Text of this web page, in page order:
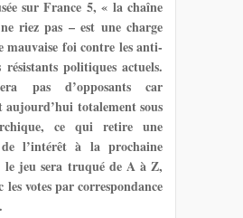
sur France 5, « la chaîne
riez pas – est une charge
mauvaise foi contre les anti-
résistants politiques actuels.
pas d’opposants car
aujourd’hui totalement sous
ce qui retire une
l’intérêt à la prochaine
le jeu sera truqué de A à Z,
les votes par correspondance